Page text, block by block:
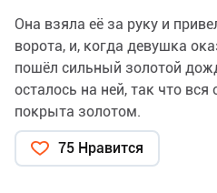
Она взяла её за руку и
ворота, и, когда девушка
пошёл сильный золотой
осталось на ней, так что
покрыта золотом.
— Это тебе за то, что ты так
сказала госпожа Метелица
75 Нравится